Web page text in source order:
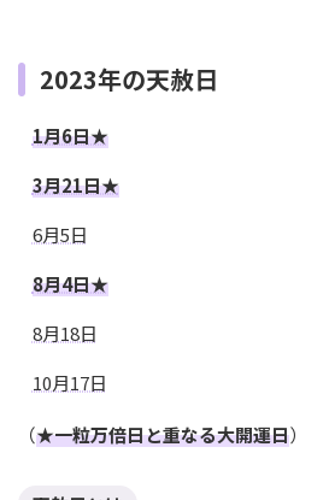
2023年の天赦日
1月6日★
3月21日★
6月5日
8月4日★
8月18日
10月17日
（★一粒万倍日と重なる大開運日）